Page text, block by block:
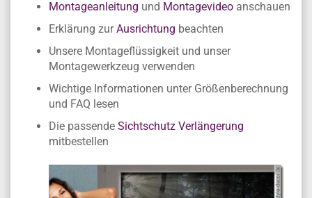
Montageanleitung und Montagevideo anschauen
Erklärung zurAusrichtung beachten
Unsere Montageflüssigkeit und unser
Montagewerkzeug verwenden
Wichtige Informationen unter Größenberechnung
und FAQ lesen
Die passende Sichtschutz Verlängerung
mitbestellen